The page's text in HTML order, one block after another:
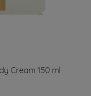
Cream 150 ml